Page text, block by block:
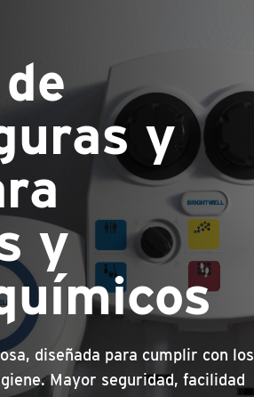
y
y
diseñada para cumplir con los
Mayor seguridad, facilidad